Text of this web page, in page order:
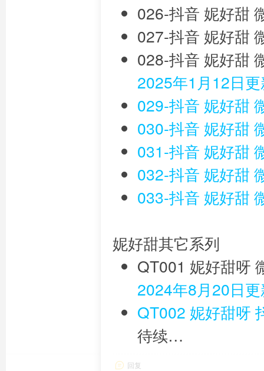
026-抖音 妮好甜
027-抖音 妮好甜
028-抖音 妮好甜
2025年1月12日
029-抖音 妮好甜
030-抖音 妮好甜
031-抖音 妮好甜
032-抖音 妮好甜
033-抖音 妮好甜
妮好甜其它系列
QT001 妮好甜呀
2024年8月20日
QT002 妮好甜呀
待续…
回复